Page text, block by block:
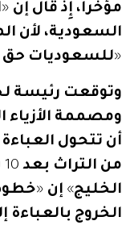
مؤخراً، إِذْ قال إن «
السعودية، لأن
«للسعوديات حق
وتوقعت رئيسة
ومصممة الأزياء
أن تتحول العباءة
من التراث بعد 10
الخليج» إن «
الخروج بالعباءة